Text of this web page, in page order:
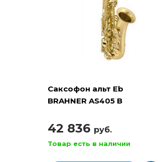
Саксофон альт Eb
BRAHNER AS405 B
42 836 руб.
Товар есть в наличии